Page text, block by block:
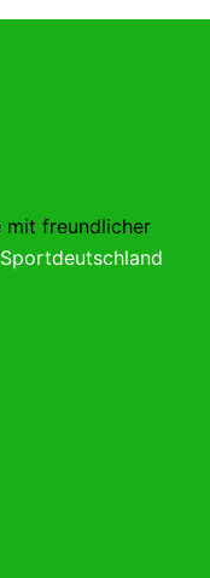
mit freundlicher